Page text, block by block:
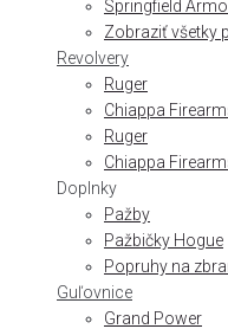
Springfield
Zobraziť všetky
Revolvery
Ruger
Chiappa
Ruger
Chiappa
Doplnky
Pažby
Pažbičky Hogue
Popruhy na
Guľovnice
Grand Power